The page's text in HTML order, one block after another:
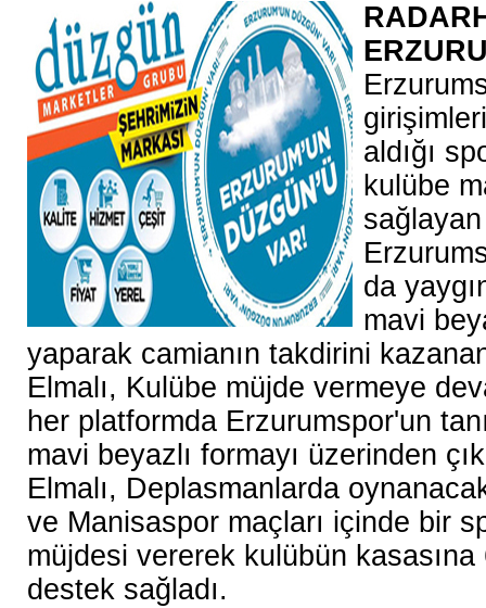
aldığı
kulübe
da
mavi
yaparak camianın takdirini
Elmalı, Kulübe müjde vermeye
her platformda Erzurumspor'un
mavi beyazlı formayı üzerinden
Elmalı, Deplasmanlarda
ve Manisaspor maçları içinde bir
müjdesi vererek kulübün
destek sağladı.